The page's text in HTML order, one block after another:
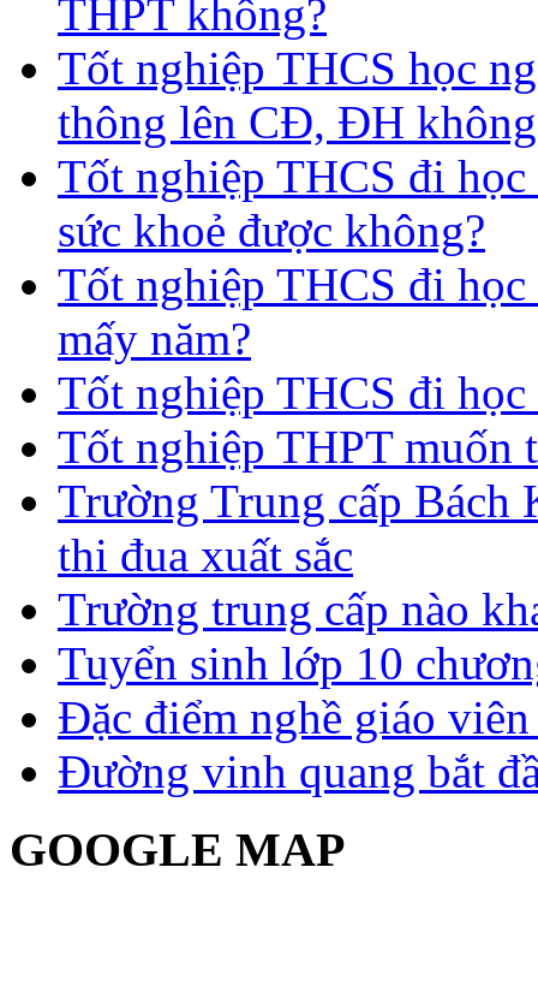
THPT không?
Tốt nghiệp THCS học
thông lên CĐ, ĐH
Tốt nghiệp THCS đi học
sức khoẻ được không?
Tốt nghiệp THCS đi
mấy năm?
Tốt nghiệp THCS đi
Tốt nghiệp THPT muốn
Trường Trung cấp Bách
thi đua xuất sắc
Trường trung cấp nào
Tuyển sinh lớp 10
Đặc điểm nghề giáo
Đường vinh quang bắt
GOOGLE MAP